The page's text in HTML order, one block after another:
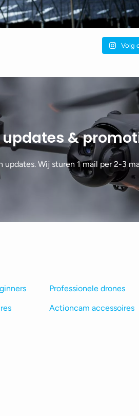
Volg
&
Wij sturen 1 mail per 2-3
Professionele drones
Actioncam accessoires